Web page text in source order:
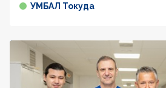
УМБАЛ Токуда